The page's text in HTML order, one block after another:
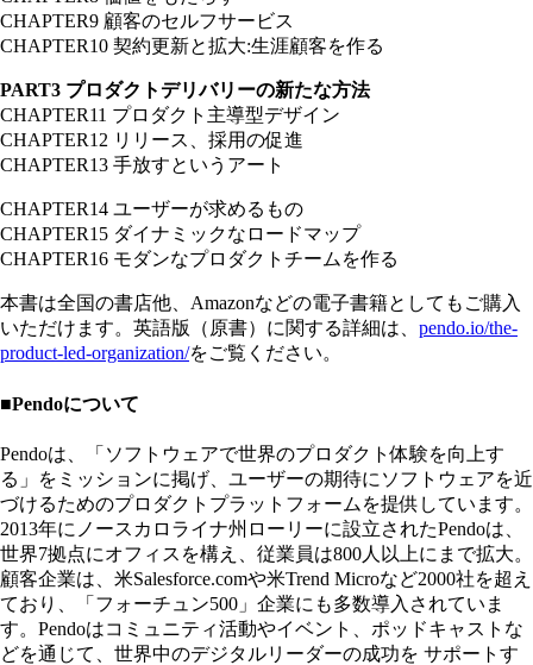
CHAPTER9 顧客のセルフサービス
CHAPTER10 契約更新と拡大:生涯顧客を作る
PART3 プロダクトデリバリーの新たな方法
CHAPTER11 プロダクト主導型デザイン
CHAPTER12 リリース、採用の促進
CHAPTER13 手放すというアート
CHAPTER14 ユーザーが求めるもの
CHAPTER15 ダイナミックなロードマップ
CHAPTER16 モダンなプロダクトチームを作る
本書は全国の書店他、Amazonなどの電子書籍としてもご購入
いただけます。英語版（原書）に関する詳細は、 pendo.io/the-
product-led-organization/をご覧ください。
■Pendoについて
Pendoは、「ソフトウェアで世界のプロダクト体験を向上す
る」をミッションに掲げ、ユーザーの期待にソフトウェアを近
づけるためのプロダクトプラットフォームを提供しています。
2013年にノースカロライナ州ローリーに設立されたPendoは、
世界7拠点にオフィスを構え、従業員は800人以上にまで拡大。
顧客企業は、米Salesforce.comや米Trend Microなど2000社を超え
ており、「フォーチュン500」企業にも多数導入されていま
す。Pendoはコミュニティ活動やイベント、ポッドキャストな
どを通じて、世界中のデジタルリーダーの成功を サポートす